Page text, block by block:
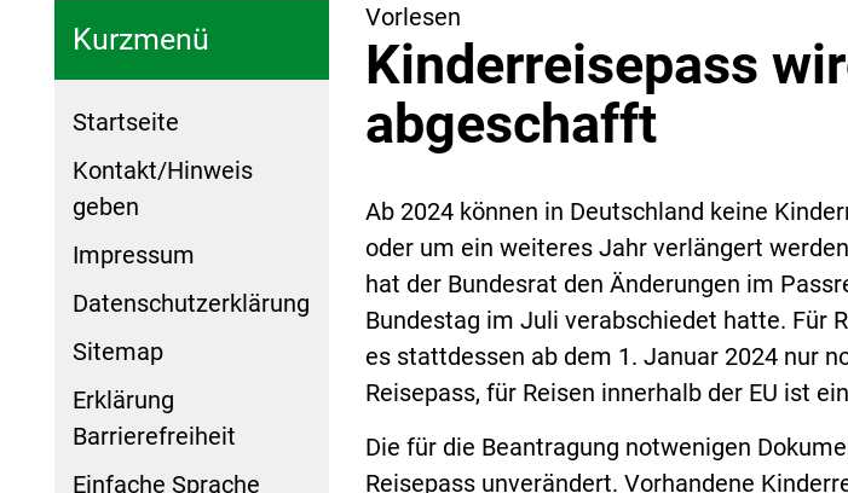
Kurzmenü
Startseite
Kontakt/Hinweis
geben
Impressum
Datenschutzerklärung
Sitemap
Erklärung
Barrierefreiheit
Einfache Sprache
Vorlesen
Kinderreisepass
abgeschafft
Ab 2024 können in Deutschland keine
oder um ein weiteres Jahr verlängert
hat der Bundesrat den Änderungen im
Bundestag im Juli verabschiedet hatte. Für
es stattdessen ab dem 1. Januar 2024 nur
Reisepass, für Reisen innerhalb der EU ist
Die für die Beantragung notwenigen
Reisepass unverändert. Vorhandene